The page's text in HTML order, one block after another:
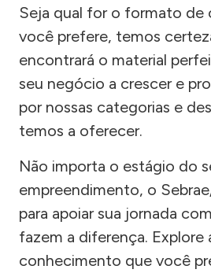
Seja qual for o formato
você prefere, temos
encontrará o material
seu negócio a crescer e
por nossas categorias e
temos a oferecer.
Não importa o estágio do
empreendimento, o
para apoiar sua jornada
fazem a diferença. Explore
conhecimento que você